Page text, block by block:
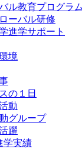
ル教育プログラム
ーバル研修
進学サポート
境
の１日
動
グループ
躍
学実績